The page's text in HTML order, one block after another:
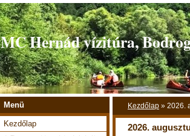
MC Hernád vízitúra,
Kezdőlap » 2026.
2026.
Menü
Kezdőlap